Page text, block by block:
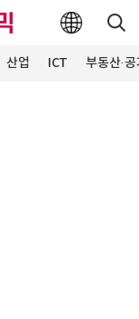
산업 ICT 부동산·